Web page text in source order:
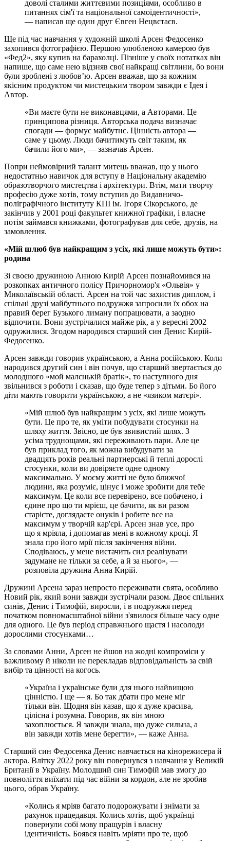
доволі сталими життєвими позиціями, особливо в
питаннях сім'ї та національної самоідентичності»,
— написав ще один друг Євген Нецвєтаєв.
Ще під час навчання у художній школі Арсен Федосенко
захопився фотографією. Першою улюбленою камерою був
«Фед2», яку купив на барахолці. Пізніше у своїх нотатках він
напише, що саме нею відзняв свої найкращі світлини, бо вони
були зроблені з любов’ю. Арсен вважав, що за кожним
якісним продуктом чи мистецьким твором завжди є Ідея і
Автор.
«Ви маєте бути не виконавцями, а Авторами. Це
принципова різниця. Авторська подача визначає
спогади — формує майбутнє. Цінність автора —
саме у цьому. Люди бачитимуть світ таким, як
бачили його ми», — зазначав Арсен.
Попри неймовірний талант митець вважав, що у нього
недостатньо навичок для вступу в Національну академію
образотворчого мистецтва і архітектури. Втім, мати творчу
професію дуже хотів, тому вступив до Видавничо-
поліграфічного інституту КПІ ім. Ігоря Сікорського, де
закінчив у 2001 році факультет книжної графіки, і власне
потім займався книжками, фотографував для себе, друзів, на
замовлення.
«Мій шлюб був найкращим з усіх, які лише можуть бути»:
родина
Зі своєю дружиною Анною Кирій Арсен познайомився на
розкопках античного полісу Причорномор'я «Ольвія» у
Миколаївській області. Арсен на той час захистив диплом, і
спільні друзі майбутнього подружжя запросили їх обох на
правий берег Бузького лиману попрацювати, а заодно
відпочити. Вони зустрічалися майже рік, а у вересні 2002
одружилися. Згодом народився старший син Денис Кирій-
Федосенко.
Арсен завжди говорив українською, а Анна російською. Коли
народився другий син і він почув, що старший звертається до
молодшого «мой малєнькій братік», то наступного дня
звільнився з роботи і сказав, що буде тепер з дітьми. Бо його
діти мають говорити українською, а не «язиком матєрі».
«Мій шлюб був найкращим з усіх, які лише можуть
бути. Це про те, як уміти побудувати стосунки на
шляху життя. Звісно, це був звивистий шлях. З
усіма труднощами, які переживають пари. Але це
був приклад того, як можна вибудувати за
двадцять років реальні партнерські й теплі дорослі
стосунки, коли ви довіряєте одне одному
максимально. У моєму житті не було ближчої
людини, яка розуміє, цінує і може зробити для тебе
максимум. Це коли все перевірено, все побачено, і
єдине про що ти мрієш, це бачити, як ви разом
старієте, доглядаєте онуків і робите все на
максимум у творчій кар'єрі. Арсен знав усе, про
що я мріяла, і допомагав мені в кожному кроці. Я
знала про його мрії після закінчення війни.
Сподіваюсь, у мене вистачить сил реалізувати
задумане не тільки за себе, а й за нього», —
розповіла дружина Анна Кирій.
Дружині Арсена зараз непросто переживати свята, особливо
Новий рік, який вони завжди зустрічали разом. Двоє спільних
синів, Денис і Тимофій, виросли, і в подружжя перед
початком повномасштабної війни з'явилося більше часу одне
для одного. Це був період справжнього щастя і насолоди
дорослими стосунками…
За словами Анни, Арсен не йшов на жодні компроміси у
важливому й ніколи не перекладав відповідальність за свій
вибір та цінності на когось.
«Україна і українське були для нього найвищою
цінністю. І ще — я. Бо так дбати про мене міг
тільки він. Щодня він казав, що я дуже красива,
цілісна і розумна. Говорив, як він мною
захоплюється. Я завжди знала, що дуже сильна, а
він завжди хотів мене берегти», — каже Анна.
Старший син Федосенка Денис навчається на кінорежисера й
актора. Влітку 2022 року він повернувся з навчання у Великій
Британії в Україну. Молодший син Тимофій мав змогу до
повноліття виїхати під час війни за кордон, але не зробив
цього, обрав Україну.
«Колись я мріяв багато подорожувати і знімати за
рахунок працедавця. Колись хотів, щоб українці
повернули собі мову пращурів і власну
ідентичність. Боявся навіть мріяти про те, щоб